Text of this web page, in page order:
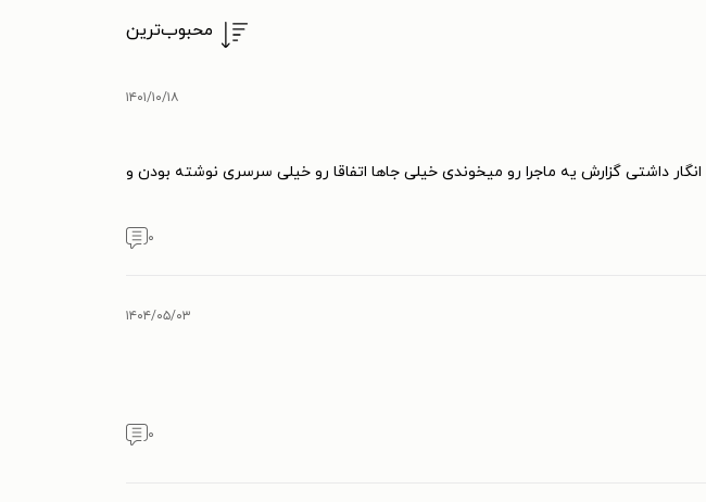
محبوب‌ترین
۱۴۰۱/۱۰/۱۸
داشتی گزارش یه ماجرا رو میخوندی خیلی جاها اتفاقا رو خیلی سرسری نوشته بودن و
۰
۱۴۰۴/۰۵/۰۳
۰